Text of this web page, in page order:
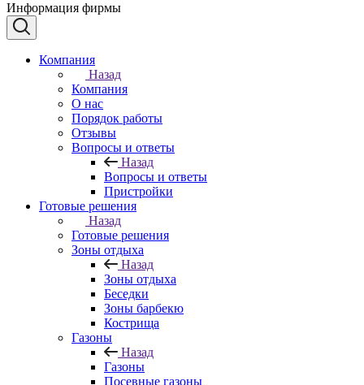
Информация фирмы
Компания
Назад
Компания
О нас
Порядок работы
Отзывы
Вопросы и ответы
Назад
Вопросы и ответы
Пристройки
Готовые решения
Назад
Готовые решения
Зоны отдыха
Назад
Зоны отдыха
Беседки
Зоны барбекю
Кострища
Газоны
Назад
Газоны
Посевные газоны